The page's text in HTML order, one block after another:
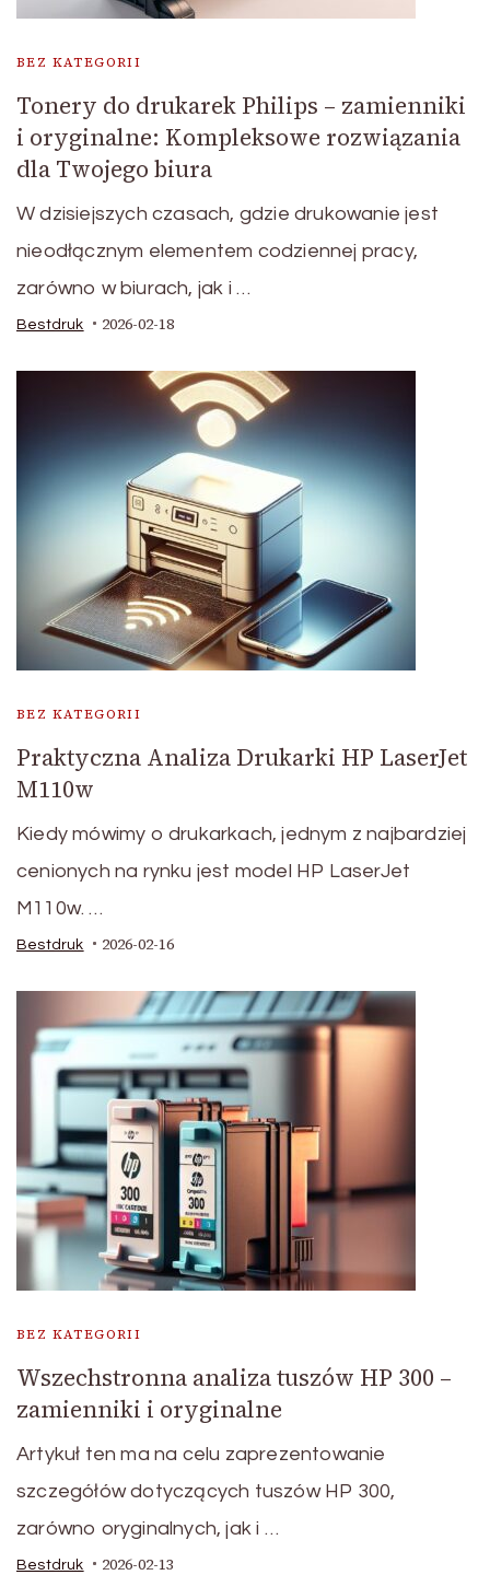
BEZ KATEGORII
Tonery do drukarek Philips – zamienniki
i oryginalne: Kompleksowe rozwiązania
dla Twojego biura
W dzisiejszych czasach, gdzie drukowanie jest
nieodłącznym elementem codziennej pracy,
zarówno w biurach, jak i …
Bestdruk 2026-02-18
BEZ KATEGORII
Praktyczna Analiza Drukarki HP LaserJet
M110w
Kiedy mówimy o drukarkach, jednym z najbardziej
cenionych na rynku jest model HP LaserJet
M110w. …
Bestdruk 2026-02-16
BEZ KATEGORII
Wszechstronna analiza tuszów HP 300 –
zamienniki i oryginalne
Artykuł ten ma na celu zaprezentowanie
szczegółów dotyczących tuszów HP 300,
zarówno oryginalnych, jak i …
Bestdruk 2026-02-13